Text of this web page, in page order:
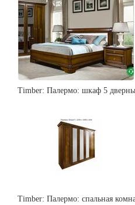
Timber: Палермо: шкаф 5
Timber: Палермо: спальная